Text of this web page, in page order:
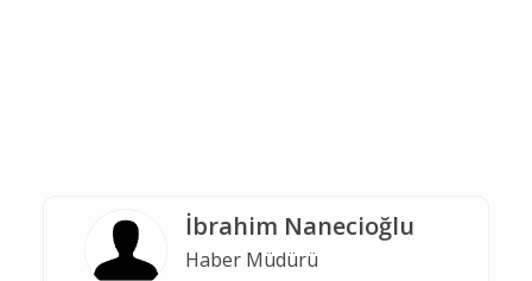
İbrahim Nanecioğlu
Haber Müdürü